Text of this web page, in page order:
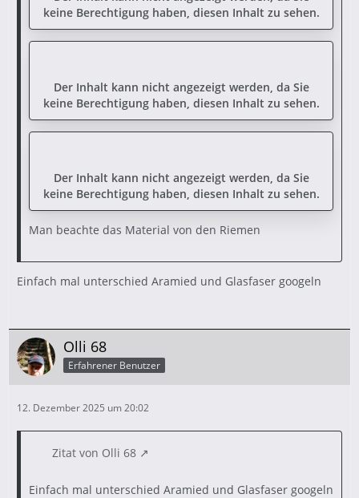
keine Berechtigung haben, diesen Inhalt zu sehen.
Der Inhalt kann nicht angezeigt werden, da Sie
keine Berechtigung haben, diesen Inhalt zu sehen.
Der Inhalt kann nicht angezeigt werden, da Sie
keine Berechtigung haben, diesen Inhalt zu sehen.
Man beachte das Material von den Riemen
Einfach mal unterschied Aramied und Glasfaser googeln
Olli 68
Erfahrener Benutzer
12. Dezember 2025 um 20:02
Zitat von Olli 68
Einfach mal unterschied Aramied und Glasfaser googeln